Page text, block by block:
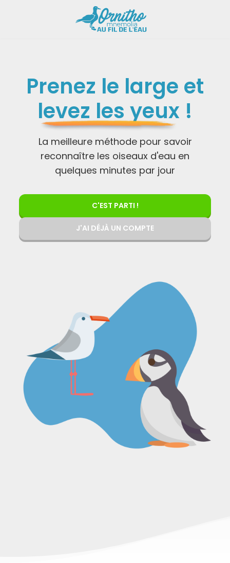
Prenez le large et
levez les yeux !
La meilleure méthode pour savoir
reconnaître les oiseaux d'eau en
quelques minutes par jour
C'EST PARTI !
J'AI DÉJÀ UN COMPTE